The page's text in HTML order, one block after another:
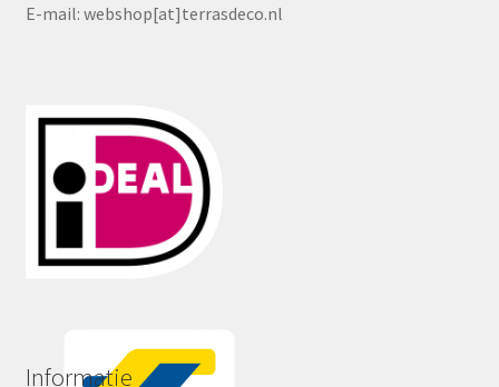
E-mail: webshop[at]terrasdeco.nl
Informatie